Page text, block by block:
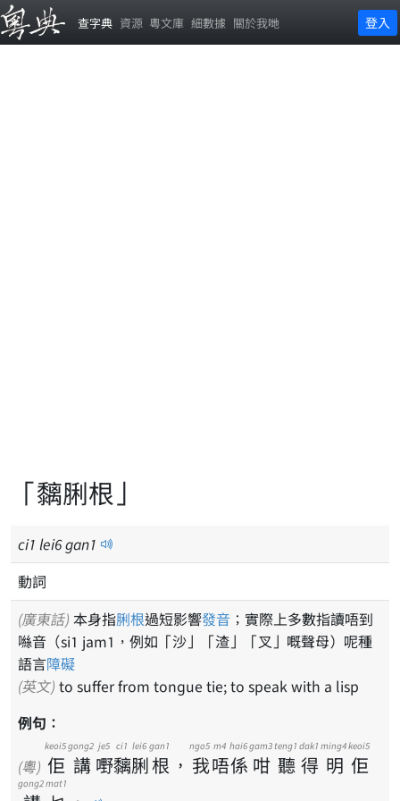
查字典 資源 粵文庫 細數據 關於我哋 登入
「黐脷根」
ci1 lei6gan1
動詞
(廣東話) 本身指脷根過短影響發音 ；實際上多數指讀唔到
噝音（si1 jam1，例如「沙」「渣」「叉」嘅聲母）呢種
語言障礙
(英文) to suffer from tongue tie; to speak with a lisp
例句：
(粵) 佢
keoi5
講
gong2
嘢
je5
黐
ci1
脷
lei6
根
gan1
， 我
ngo5
唔
m4
係
hai6
咁
gam3
聽
teng1
得
dak1
明
ming4
佢
keoi5
gong2mat1